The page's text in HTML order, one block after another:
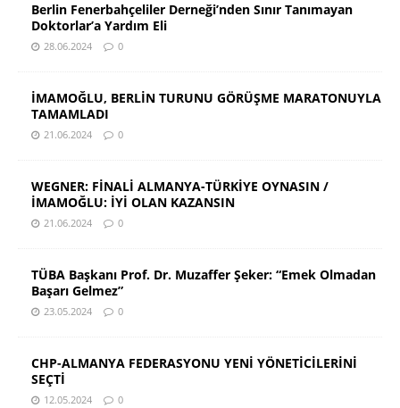
Berlin Fenerbahçeliler Derneği’nden Sınır Tanımayan
Doktorlar’a Yardım Eli
28.06.2024 0
İMAMOĞLU, BERLİN TURUNU GÖRÜŞME MARATONUYLA
TAMAMLADI
21.06.2024 0
WEGNER: FİNALİ ALMANYA-TÜRKİYE OYNASIN /
İMAMOĞLU: İYİ OLAN KAZANSIN
21.06.2024 0
TÜBA Başkanı Prof. Dr. Muzaffer Şeker: “Emek Olmadan
Başarı Gelmez”
23.05.2024 0
CHP-ALMANYA FEDERASYONU YENİ YÖNETİCİLERİNİ
SEÇTİ
12.05.2024 0